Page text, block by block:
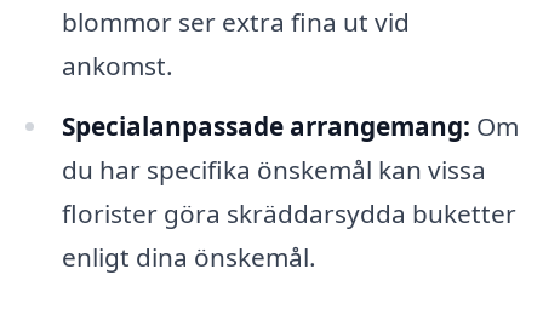
blommor ser extra fina ut vid
ankomst.
Specialanpassade arrangemang: Om
du har specifika önskemål kan vissa
florister göra skräddarsydda buketter
enligt dina önskemål.